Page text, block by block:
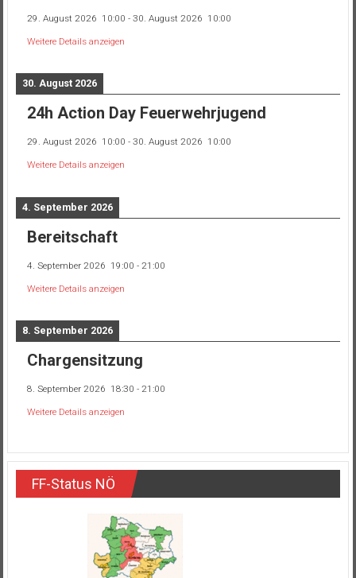
29. August 2026 10:00 - 30. August 2026 10:00
Weitere Details anzeigen
30. August 2026
24h Action Day Feuerwehrjugend
29. August 2026 10:00 - 30. August 2026 10:00
Weitere Details anzeigen
4. September 2026
Bereitschaft
4. September 2026 19:00 - 21:00
Weitere Details anzeigen
8. September 2026
Chargensitzung
8. September 2026 18:30 - 21:00
Weitere Details anzeigen
FF-Status NÖ